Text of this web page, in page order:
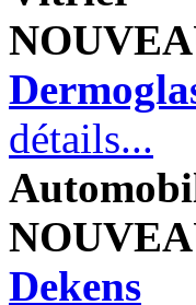
détails...
Dekens